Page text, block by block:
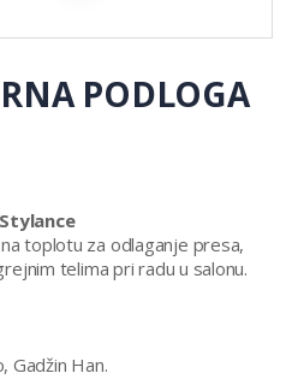
PODLOGA
toplotu za odlaganje presa,
telima pri radu u salonu.
Gadžin Han.